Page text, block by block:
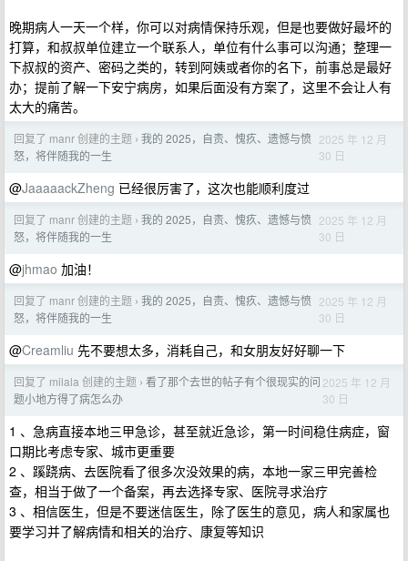
晚期病人一天一个样，你可以对病情保持乐观，但是也要做好最坏的
打算，和叔叔单位建立一个联系人，单位有什么事可以沟通；整理一
下叔叔的资产、密码之类的，转到阿姨或者你的名下，前事总是最好
办；提前了解一下安宁病房，如果后面没有方案了，这里不会让人有
太大的痛苦。
回复了 manr 创建的主题 › 我的 2025，自责、愧疚、遗憾与愤
怒，将伴随我的一生
2025 年 12 月
30 日
@JaaaaackZheng 已经很厉害了，这次也能顺利度过
回复了 manr 创建的主题 › 我的 2025，自责、愧疚、遗憾与愤
怒，将伴随我的一生
2025 年 12 月
30 日
@jhmao 加油！
回复了 manr 创建的主题 › 我的 2025，自责、愧疚、遗憾与愤
怒，将伴随我的一生
2025 年 12 月
30 日
@Creamliu 先不要想太多，消耗自己，和女朋友好好聊一下
回复了 milala 创建的主题 › 看了那个去世的帖子有个很现实的问
题小地方得了病怎么办
2025 年 12 月
30 日
1 、急病直接本地三甲急诊，甚至就近急诊，第一时间稳住病症，窗
口期比考虑专家、城市更重要
2 、蹊跷病、去医院看了很多次没效果的病，本地一家三甲完善检
查，相当于做了一个备案，再去选择专家、医院寻求治疗
3 、相信医生，但是不要迷信医生，除了医生的意见，病人和家属也
要学习并了解病情和相关的治疗、康复等知识